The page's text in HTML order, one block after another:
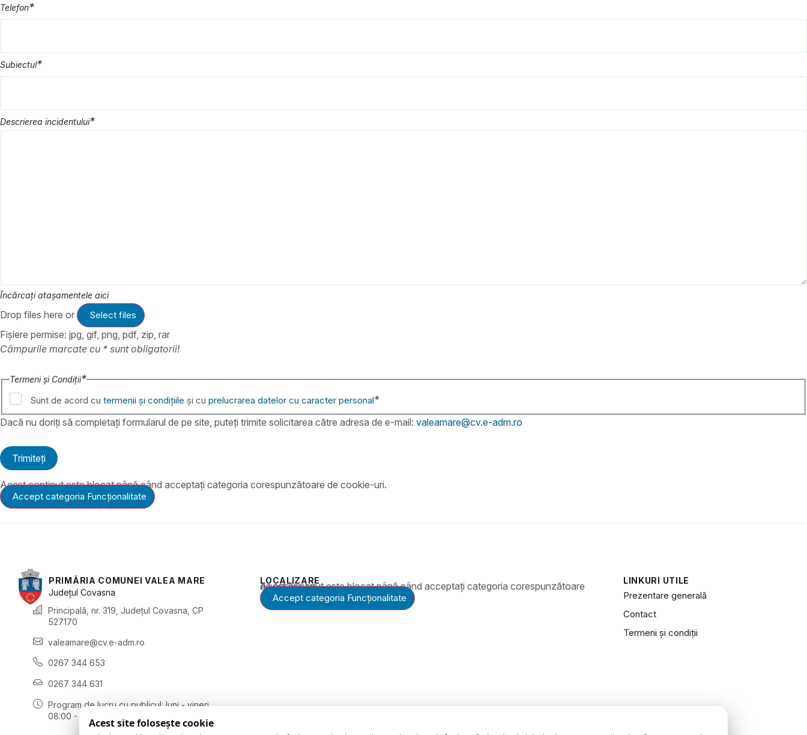
Telefon*
Subiectul*
Descrierea incidentului*
Încărcați atașamentele aici
Drop files here or Select files
Fișiere permise: jpg, gif, png, pdf, zip, rar
Câmpurile marcate cu * sunt obligatorii!
Termeni și Condiții*
Sunt de acord cu termenii și condițiile și cu prelucrarea datelor cu caracter personal*
Dacă nu doriți să completați formularul de pe site, puteți trimite solicitarea către adresa de e-mail: valeamare@cv.e-adm.ro
Acest conținut este blocat până când acceptați categoria corespunzătoare de cookie-uri.
Accept categoria Funcționalitate
PRIMĂRIA COMUNEI VALEA MARE
JudețulCovasna
Principală, nr. 319, Județul Covasna, CP
527170
valeamare@cv.e-adm.ro
0267 344 653
0267 344 631
Program de lucru cu publicul: luni - vineri
08:00 - 16:00
LOCALIZARE
Acest conținut este blocat până când acceptați categoria corespunzătoare de cookie-uri.
Accept categoria Funcționalitate
LINKURI UTILE
Prezentare generală
Contact
Termeni și condiții
Acest site folosește cookie